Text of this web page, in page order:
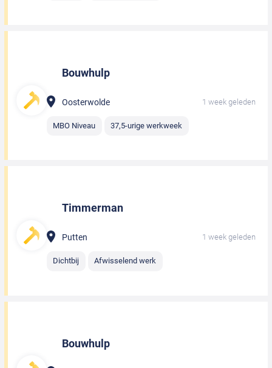
Bouwhulp
Oosterwolde 1 week geleden
MBO Niveau 37,5-urige werkweek
Timmerman
Putten 1 week geleden
Dichtbij Afwisselend werk
Bouwhulp